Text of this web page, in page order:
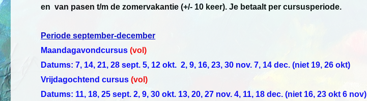
en van pasen t/m de zomervakantie (+/- 10 keer). Je betaalt per cursusperiode.
Periode september-december
Maandagavondcursus(vol)
Datums: 7, 14, 21, 28 sept. 5, 12 okt. 2, 9, 16, 23, 30 nov. 7, 14 dec. (niet 19, 26 okt)
Vrijdagochtend cursus(vol)
Datums: 11, 18, 25 sept. 2, 9, 30 okt. 13, 20, 27 nov. 4, 11, 18 dec. (niet 16, 23 okt 6 nov)